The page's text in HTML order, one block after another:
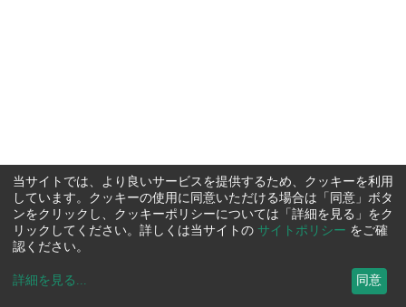
当サイトでは、より良いサービスを提供するため、クッキーを利用
しています。クッキーの使用に同意いただける場合は「同意」ボタ
ンをクリックし、クッキーポリシーについては「詳細を見る」をク
リックしてください。詳しくは当サイトの サイトポリシー をご確
認ください。
詳細を見る ... 同意